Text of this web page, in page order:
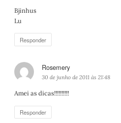
Bjinhus
Lu
Responder
Rosemery
i
30 de junho de 2011 às 21:48
Amei as dicas!!!!!!!!!!
Responder